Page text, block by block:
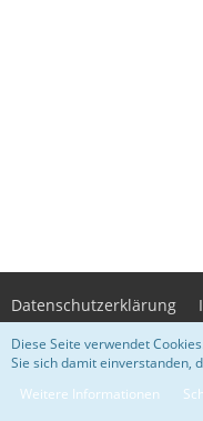
Datenschutzerklärung
Community-
-
Diese Seite verwendet
Sie sich damit einverstanden,
Weitere Informationen